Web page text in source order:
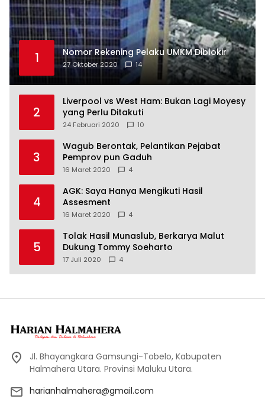
1 Nomor Rekening Pelaku UMKM Diblokir
27 Oktober 2020 14
2
Liverpool vs West Ham: Bukan Lagi Moyesy
yang Perlu Ditakuti
24 Februari 2020 10
3
Wagub Berontak, Pelantikan Pejabat
Pemprov pun Gaduh
16 Maret 2020 4
4
AGK: Saya Hanya Mengikuti Hasil
Assesment
16 Maret 2020 4
5
Tolak Hasil Munaslub, Berkarya Malut
Dukung Tommy Soeharto
17 Juli 2020 4
Jl. Bhayangkara Gamsungi-Tobelo, Kabupaten
Halmahera Utara. Provinsi Maluku Utara.
harianhalmahera@gmail.com